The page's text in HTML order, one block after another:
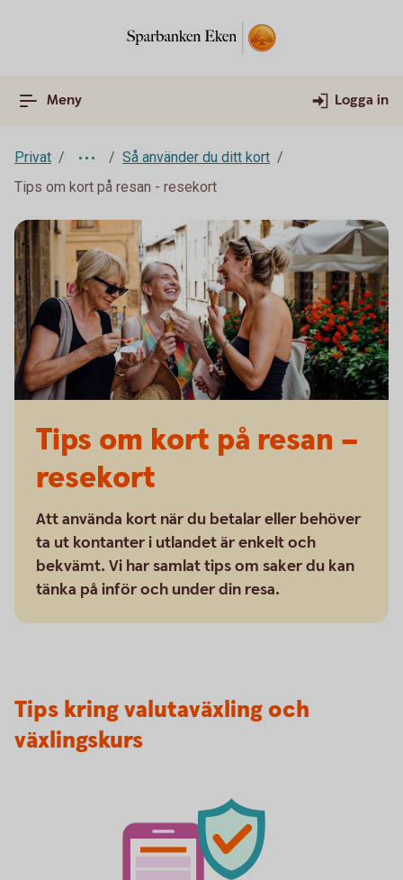
Meny Logga in
Privat
Så använder du ditt kort
Tips om kort på resan - resekort
Tips om kort på resan –
resekort
Att använda kort när du betalar eller behöver
ta ut kontanter i utlandet är enkelt och
bekvämt. Vi har samlat tips om saker du kan
tänka på inför och under din resa.
Tips kring valutaväxling och
växlingskurs